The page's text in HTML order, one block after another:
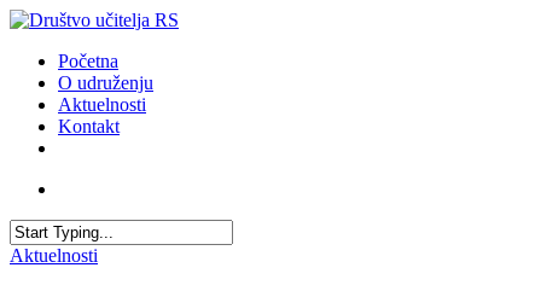
Skip
main
content
account
Menu
Početna
O udruženju
Aktuelnosti
Kontakt
Close
Aktuelnosti